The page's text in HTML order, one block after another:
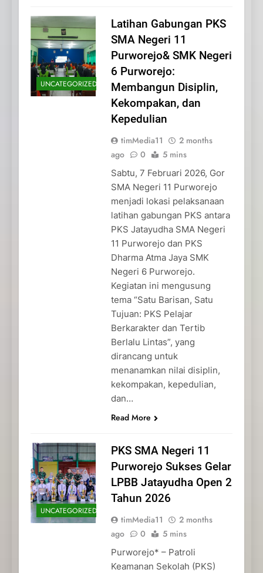
UNCATEGORIZED
Latihan Gabungan PKS
SMA Negeri 11
Purworejo& SMK Negeri
6 Purworejo:
Membangun Disiplin,
Kekompakan, dan
Kepedulian
timMedia11
2 months
ago
0 5 mins
Sabtu, 7 Februari 2026, Gor
SMA Negeri 11 Purworejo
menjadi lokasi pelaksanaan
latihan gabungan PKS antara
PKS Jatayudha SMA Negeri
11 Purworejo dan PKS
Dharma Atma Jaya SMK
Negeri 6 Purworejo.
Kegiatan ini mengusung
tema “Satu Barisan, Satu
Tujuan: PKS Pelajar
Berkarakter dan Tertib
Berlalu Lintas”, yang
dirancang untuk
menanamkan nilai disiplin,
kekompakan, kepedulian,
dan…
Read More
UNCATEGORIZED
PKS SMA Negeri 11
Purworejo Sukses Gelar
LPBB Jatayudha Open 2
Tahun 2026
timMedia11
2 months
ago
0 5 mins
Purworejo* – Patroli
Keamanan Sekolah (PKS)